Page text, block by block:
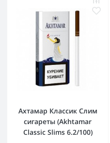
Ахтамар Классик Слим
сигареты (Akhtamar
Classic Slims 6.2/100)